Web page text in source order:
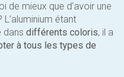
de mieux que d’avoir une
étant
dans différents coloris, il a
à tous les types de